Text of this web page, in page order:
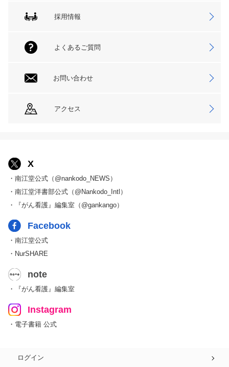
採用情報
よくあるご質問
お問い合わせ
アクセス
X
・南江堂公式（@nankodo_NEWS）
・南江堂洋書部公式（@Nankodo_Intl）
・『がん看護』編集室（@gankango）
Facebook
・南江堂公式
・NurSHARE
note
・『がん看護』編集室
Instagram
・電子書籍 公式
ログイン